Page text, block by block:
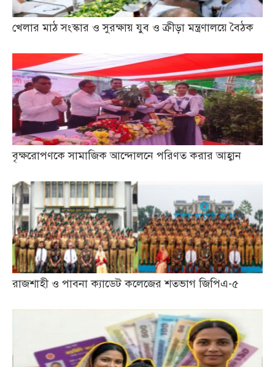
খেলার মাঠ সংস্কার ও সুরক্ষায় যুব ও ক্রীড়া মন্ত্রণালয়ে বৈঠক
বৃক্ষরোপণকে সামাজিক আন্দোলনে পরিণত করার আহ্বান
রাজশাহী ও পাবনা ক্যাডেট কলেজের শতভাগ জিপিএ-৫